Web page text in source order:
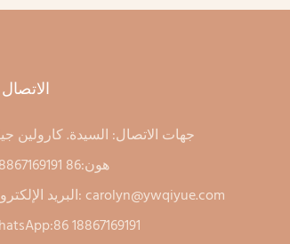
الاتصال
جهات الاتصال: السيدة. كارولين
Hهون:86 18867169191
البريد الإلكتروني:carolyn@ywqiyue.com
18867169191